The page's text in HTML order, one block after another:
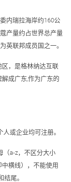
内瑞拉海岸约160公
产量约占世界总产量
英联邦成员国之一。
，是格林纳达互联
成广东,作为广东的
或企业均可注册。
（a-z，不区分大小
横线），不能使用
结尾。